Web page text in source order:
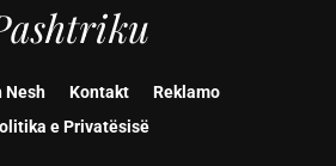
Nesh Kontakt
Reklamo
e Privatësisë